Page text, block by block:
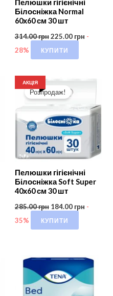
Пелюшки гігієнічні
Білосніжка Normal
60х60 см 30 шт
314.00грн225.00 грн -
28%
КУПИТИ
АКЦІЯ
Розпродаж!
Пелюшки гігієнічні
Білосніжка Soft Super
40х60 см 30 шт
285.00грн 184.00 грн -
35%
КУПИТИ